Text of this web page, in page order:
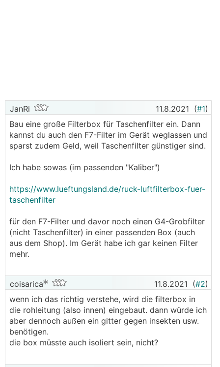
JanRi 11.8.2021 (#1)
Bau eine große Filterbox für Taschenfilter ein. Dann
kannst du auch den F7-Filter im Gerät weglassen und
sparst zudem Geld, weil Taschenfilter günstiger sind.
Ich habe sowas (im passenden "Kaliber")
https://www.lueftungsland.de/ruck-luftfilterbox-fuer-
taschenfilter
für den F7-Filter und davor noch einen G4-Grobfilter
(nicht Taschenfilter) in einer passenden Box (auch
aus dem Shop). Im Gerät habe ich gar keinen Filter
mehr.
coisarica 11.8.2021 (#2)
wenn ich das richtig verstehe, wird die filterbox in
die rohleitung (also innen) eingebaut. dann würde ich
aber dennoch außen ein gitter gegen insekten usw.
benötigen.
die box müsste auch isoliert sein, nicht?